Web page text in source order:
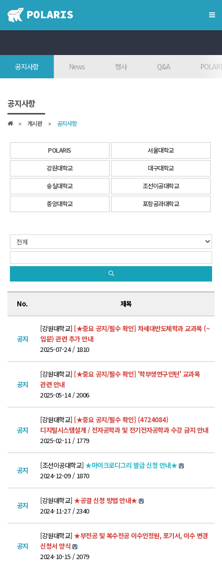
인재상
FAQ
참여대학/조직도
오시는 길
학위학사 안내
POLAR explorer
POLAR expert
POLAR W-square
POLAR edu
경진대회
POLARIS LOC
POLARIS LOS
경진대회
TCAT
SIF 2026
개회사
지난 SIF 보기
공지사항 News 행사 Q&A
공지사항
게시판 공지사항
POLARIS
서울대학교
강원대학교
대구대학교
숭실대학교
조선이공대학교
중앙대학교
포항공과대학교
No. 제목
공지
[강원대학교] [★중요 공지/필수 확인] 차세대반도체학과 교과목 (~
입문) 관련 추가 안내
2025-07-24 / 1810
공지
[강원대학교] [★중요 공지/필수 확인] '학부생연구인턴' 교과목
관련 안내
2025-05-14 / 2006
공지
[강원대학교] [★중요 공지/필수 확인] (4724084)
디지털시스템설계 / 전자공학과 및 전기전자공학과 수강 금지 안내
2025-02-11 / 1779
공지
[조선이공대학교] ★마이크로디그리 발급 신청 안내★
2024-12-09 / 1870
공지
[강원대학교] ★공결 신청 방법 안내★
2024-11-27 / 2340
공지
[강원대학교] ★부전공 및 복수전공 이수인정원, 포기서, 이수 변경
신청서 양식
2024-10-15 / 2079